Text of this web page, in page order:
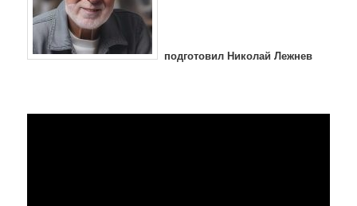
подготовил Николай Лежнев